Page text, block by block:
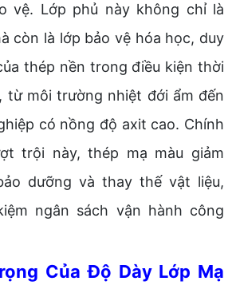
vệ. Lớp phủ này không chỉ là
còn là lớp bảo vệ hóa học, duy
thép nền trong điều kiện thời
từ môi trường nhiệt đới ẩm đến
có nồng độ axit cao. Chính
trội này, thép mạ màu giảm
dưỡng và thay thế vật liệu,
ngân sách vận hành công
Của Độ Dày Lớp Mạ